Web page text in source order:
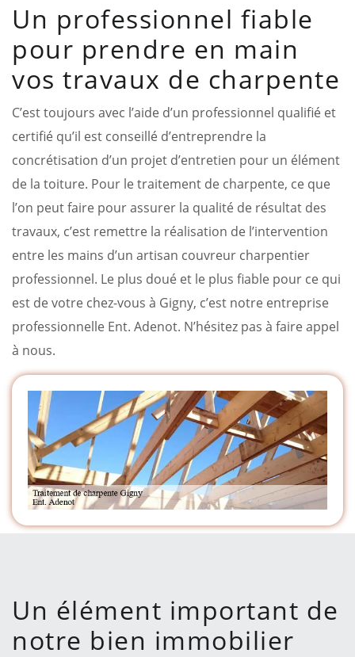
Un professionnel fiable
pour prendre en main
vos travaux de charpente
C’est toujours avec l’aide d’un professionnel qualifié et
certifié qu’il est conseillé d’entreprendre la
concrétisation d’un projet d’entretien pour un élément
de la toiture. Pour le traitement de charpente, ce que
l’on peut faire pour assurer la qualité de résultat des
travaux, c’est remettre la réalisation de l’intervention
entre les mains d’un artisan couvreur charpentier
professionnel. Le plus doué et le plus fiable pour ce qui
est de votre chez-vous à Gigny, c’est notre entreprise
professionnelle Ent. Adenot. N’hésitez pas à faire appel
à nous.
Un élément important de
notre bien immobilier